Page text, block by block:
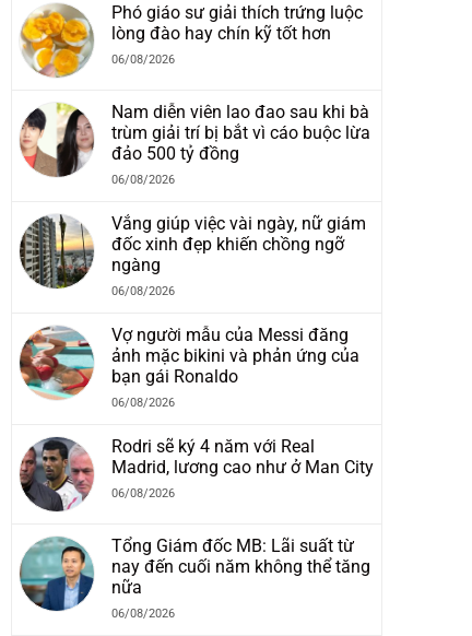
Phó giáo sư giải thích trứng luộc
lòng đào hay chín kỹ tốt hơn
06/08/2026
Nam diễn viên lao đao sau khi bà
trùm giải trí bị bắt vì cáo buộc lừa
đảo 500 tỷ đồng
06/08/2026
Vắng giúp việc vài ngày, nữ giám
đốc xinh đẹp khiến chồng ngỡ
ngàng
06/08/2026
Vợ người mẫu của Messi đăng
ảnh mặc bikini và phản ứng của
bạn gái Ronaldo
06/08/2026
Rodri sẽ ký 4 năm với Real
Madrid, lương cao như ở Man City
06/08/2026
Tổng Giám đốc MB: Lãi suất từ
nay đến cuối năm không thể tăng
nữa
06/08/2026